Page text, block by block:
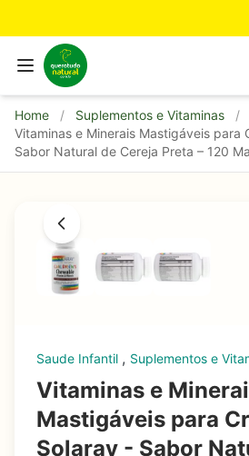
Home / Suplementos e Vitaminas /
Vitaminas e Minerais Mastigáveis para
Sabor Natural de Cereja Preta – 120
Saude Infantil , Suplementos e
Vitaminas e
Mastigáveis para
Solaray - Sabor